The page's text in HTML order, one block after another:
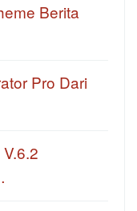
Berita
Pro Dari